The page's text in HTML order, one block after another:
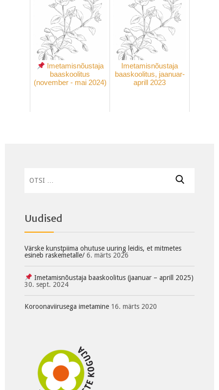
Imetamisnõustaja
baaskoolitus
(november - mai 2024)
Imetamisnõustaja
baaskoolitus, jaanuar-
aprill 2023
Uudised
Värske kunstpiima ohutuse uuring leidis, et mitmetes
esineb raskemetalle/ 6. märts 2026
Imetamisnõustaja baaskoolitus (jaanuar – aprill 2025)
30. sept. 2024
Koroonaviirusega imetamine 16. märts 2020